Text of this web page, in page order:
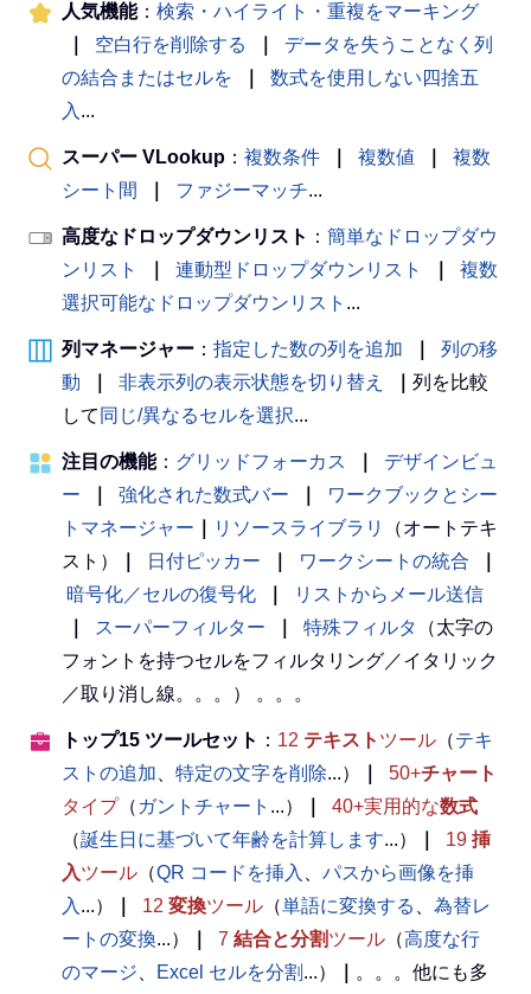
人気機能： 検索・ハイライト・重複をマーキング
空白行を削除する
データを失うことなく列
の結合またはセルを
数式を使用しない四捨五
入...
スーパー VLookup ： 複数条件 複数値
複数
シート間
ファジーマッチ...
高度なドロップダウンリスト ： 簡単なドロップダウ
ンリスト
連動型ドロップダウンリスト
複数
選択可能なドロップダウンリスト ...
列マネージャー ： 指定した数の列を追加
列の移
動
非表示列の表示状態を切り替え
列を比較
して 同じ/異なるセルを選択...
注目の機能： グリッドフォーカス
デザインビュ
ー
強化された数式バー
ワークブックとシー
トマネージャー
リソースライブラリ
（オートテキ
スト）
日付ピッカー ワークシートの統合
暗号化／セルの復号化
リストからメール送信
スーパーフィルター 特殊フィルタ
（太字の
フォントを持つセルをフィルタリング／イタリック
／取り消し線。。。） 。。。
トップ15 ツールセット ： 12 テキスト ツール （テキ
ストの追加、 特定の文字を削除...） 50+チャート
タイプ（ ガントチャート ...） 40+実用的な数式
（誕生日に基づいて年齢を計算します...） 19 挿
入ツール （QR コードを挿入 、 パスから画像を挿
入...） 12 変換ツール （単語に変換する 、 為替レ
ートの変換...） 7 結合と分割ツール （高度な行
のマージ、 Excel セルを分割 ...）
。。。他にも多